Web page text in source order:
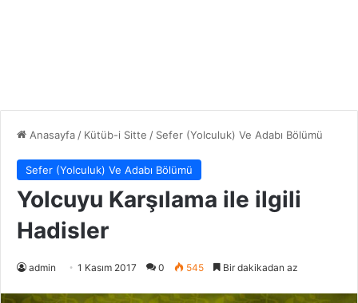
Anasayfa/ Kütüb-i Sitte / Sefer (Yolculuk) Ve Adabı Bölümü
Sefer (Yolculuk) Ve Adabı Bölümü
Yolcuyu Karşılama ile ilgili
Hadisler
admin 1 Kasım 2017 0 545 Bir dakikadan az